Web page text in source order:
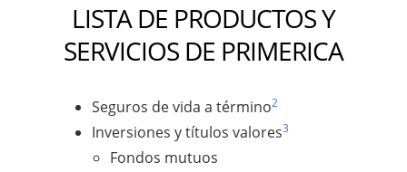
LISTA DE PRODUCTOS Y
SERVICIOS DE PRIMERICA
Seguros de vida a término2
Inversiones y títulos valores3
Fondos mutuos